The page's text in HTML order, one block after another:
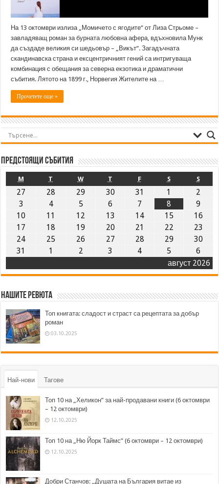
На 13 октомври излиза „Момичето с ягодите“ от Лиза Стрьоме –
завладяващ роман за бурната любовна афера, вдъхновила Мунк
да създаде великия си шедьовър – „Викът“. Загадъчната
скандинавска страна и ексцентричният гений са интригуваща
комбинация с обещания за северна екзотика и драматични
събития. Лятото на 1899 г., Норвегия Жителите на …
Прочетете още »
Предстоящи събития
август 2026
M T W T F S S
27 28 29 30 31 1
2
3
4 5 6 7 8
9
10
11 12 13 14 15
16
17
18 19 20 21 22
23
24
25 26 27 28 29
30
31
1 2 3 4 5 6
Нашите ревюта
Топ книгата: сладост и страст са рецептата за добър
роман
03.10.2025
Най-нови Тагове
Топ 10 на „Хеликон” за най-продавани книги (6 октомври
– 12 октомври)
12.10.2025
Топ 10 на „Ню Йорк Таймс” (6 октомври – 12 октомври)
12.10.2025
Добри Станчов: „Душата на България витае из